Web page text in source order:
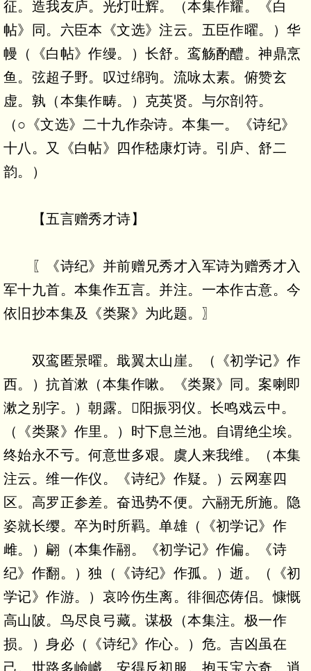
征。造我友庐。光灯吐辉。（本集作耀。《白
帖》同。六臣本《文选》注云。五臣作曜。）华
幔（《白帖》作缦。）长舒。鸾觞酌醴。神鼎烹
鱼。弦超子野。叹过绵驹。流咏太素。俯赞玄
虚。孰（本集作畴。）克英贤。与尔剖符。
（○《文选》二十九作杂诗。本集一。《诗纪》
十八。又《白帖》四作嵇康灯诗。引庐、舒二
韵。）
【五言赠秀才诗】
〖《诗纪》并前赠兄秀才入军诗为赠秀才入
军十九首。本集作五言。并注。一本作古意。今
依旧抄本集及《类聚》为此题。〗
双鸾匿景曜。戢翼太山崖。（《初学记》作
西。）抗首漱（本集作嗽。《类聚》同。案喇即
漱之别字。）朝露。阳振羽仪。长鸣戏云中。
（《类聚》作里。）时下息兰池。自谓绝尘埃。
终始永不亏。何意世多艰。虞人来我维。（本集
注云。维一作仪。《诗纪》作疑。）云网塞四
区。高罗正参差。奋迅势不便。六翮无所施。隐
姿就长缨。卒为时所羁。单雄（《初学记》作
雌。）翩（本集作翮。《初学记》作偏。《诗
纪》作翻。）独（《诗纪》作孤。）逝。（《初
学记》作游。）哀吟伤生离。徘徊恋俦侣。慷慨
高山陂。鸟尽良弓藏。谋极（本集注。极一作
损。）身必（《诗纪》作心。）危。吉凶虽在
己。世路多嶮巇。安得反初服。抱玉宝六奇。逍